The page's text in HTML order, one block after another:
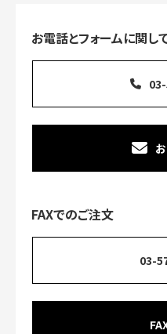
お電話とフォームに関し
FAXでのご注文
03-